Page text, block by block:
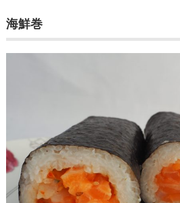
海鮮巻